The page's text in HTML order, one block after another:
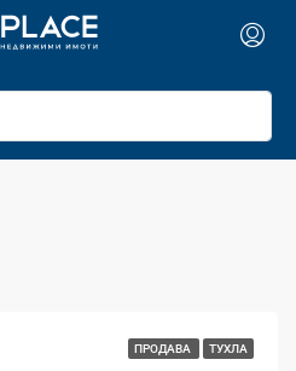
ПРОДАВА ТУХЛА